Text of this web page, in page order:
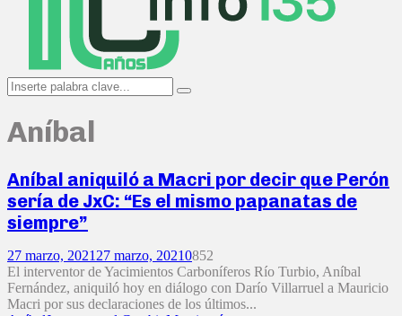
Search
for:
Search
Aníbal
Aníbal aniquiló a Macri por decir que Perón
sería de JxC: “Es el mismo papanatas de
siempre”
27 marzo, 2021 27 marzo, 20210852
El interventor de Yacimientos Carboníferos Río Turbio, Aníbal
Fernández, aniquiló hoy en diálogo con Darío Villarruel a Mauricio
Macri por sus declaraciones de los últimos...